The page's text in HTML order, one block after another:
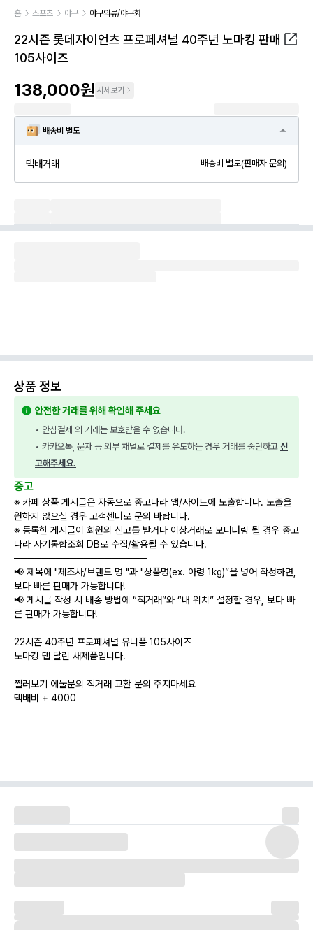
홈 스포츠 야구 야구의류/야구화
22시즌 롯데자이언츠 프로페셔널 40주년 노마킹 판매
105사이즈
138,000원 시세보기
배송비 별도
택배거래 배송비 별도(판매자 문의)
상품 정보
안전한 거래를 위해 확인해 주세요
• 안심결제 외 거래는 보호받을 수 없습니다.
• 카카오톡, 문자 등 외부 채널로 결제를 유도하는 경우 거래를 중단하고 신
고해주세요.
중고
※ 카페 상품 게시글은 자동으로 중고나라 앱/사이트에 노출합니다. 노출을
원하지 않으실 경우 고객센터로 문의 바랍니다.
※ 등록한 게시글이 회원의 신고를 받거나 이상거래로 모니터링 될 경우 중고
나라 사기통합조회 DB로 수집/활용될 수 있습니다.
───────────────────
📢 제목에 "제조사/브랜드 명 "과 "상품명(ex. 아령 1kg)”을 넣어 작성하면,
보다 빠른 판매가 가능합니다!
📢 게시글 작성 시 배송 방법에 “직거래”와 “내 위치” 설정할 경우, 보다 빠
른 판매가 가능합니다!
22시즌 40주년 프로페셔널 유니폼 105사이즈
노마킹 탭 달린 새제품입니다.
찔러보기 에눌문의 직거래 교환 문의 주지마세요
택배비 + 4000